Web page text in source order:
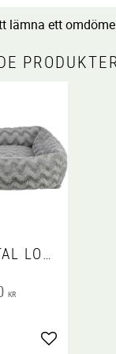
lämna ett
BE ECO VITAL LOKI BÄDD, ÅTERVUNNEN, REKTANGULÄR, GRÅ
KR
Lägg till i